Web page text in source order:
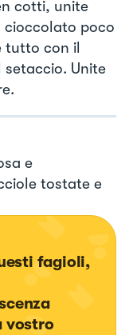
cotti, unite
cioccolato poco
tutto con il
setaccio. Unite
e
tostate e
fagioli,
vostro